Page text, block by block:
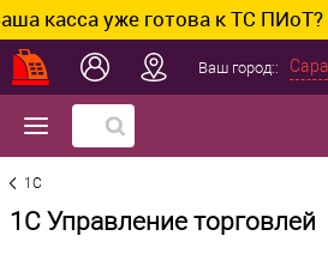
касса уже готова к ТС ПИоТ?
Ваш город::
1C
1С Управление торговлей